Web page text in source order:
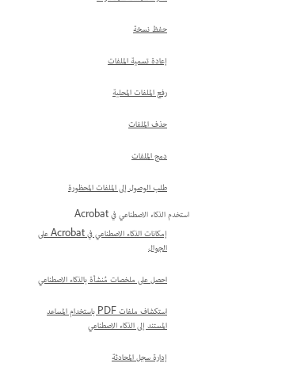
حفظ نسخة
إعادة تسمية الملفات
رفع الملفات المحلية
حذف الملفات
دمج الملفات
طلب الوصول إلى الملفات المحظورة
استخدم الذكاء الاصطناعي في Acrobat
إمكانات الذكاء الاصطناعي في Acrobat على
الجوال
احصل على ملخصات مُنشأة بالذكاء الاصطناعي
استكشاف ملفات PDF باستخدام المساعد
المستند إلى الذكاء الاصطناعي
إدارة سجل المحادثة